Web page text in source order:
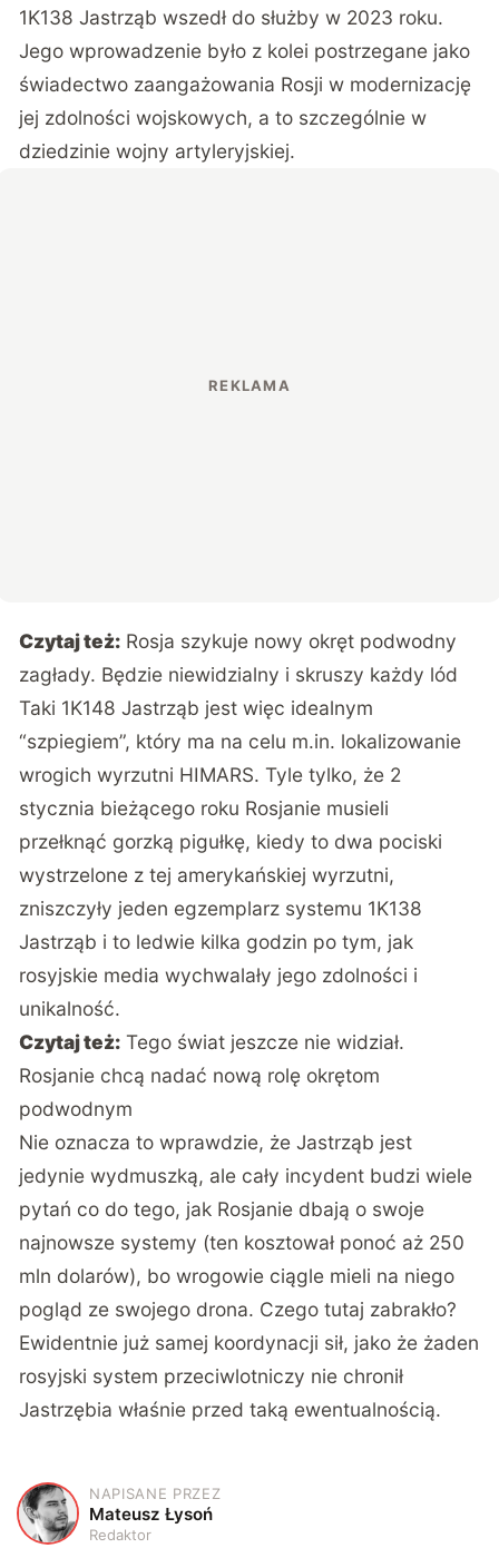
1K138 Jastrząb wszedł do służby w 2023 roku.
Jego wprowadzenie było z kolei postrzegane jako
świadectwo zaangażowania Rosji w modernizację
jej zdolności wojskowych, a to szczególnie w
dziedzinie wojny artyleryjskiej.
Czytaj też: Rosja szykuje nowy okręt podwodny
zagłady. Będzie niewidzialny i skruszy każdy lód
Taki 1K148 Jastrząb jest więc idealnym
“szpiegiem”, który ma na celu m.in. lokalizowanie
wrogich wyrzutni HIMARS. Tyle tylko, że 2
stycznia bieżącego roku Rosjanie musieli
przełknąć gorzką pigułkę, kiedy to dwa pociski
wystrzelone z tej amerykańskiej wyrzutni,
zniszczyły jeden egzemplarz systemu 1K138
Jastrząb i to ledwie kilka godzin po tym, jak
rosyjskie media wychwalały jego zdolności i
unikalność.
Czytaj też: Tego świat jeszcze nie widział.
Rosjanie chcą nadać nową rolę okrętom
podwodnym
Nie oznacza to wprawdzie, że Jastrząb jest
jedynie wydmuszką, ale cały incydent budzi wiele
pytań co do tego, jak Rosjanie dbają o swoje
najnowsze systemy (ten kosztował ponoć aż 250
mln dolarów), bo wrogowie ciągle mieli na niego
pogląd ze swojego drona. Czego tutaj zabrakło?
Ewidentnie już samej koordynacji sił, jako że żaden
rosyjski system przeciwlotniczy nie chronił
Jastrzębia właśnie przed taką ewentualnością.
M
NAPISANE PRZEZ
Mateusz Łysoń
Redaktor